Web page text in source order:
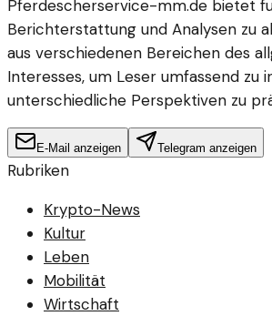
Pferdescherservice-mm.de bietet
Berichterstattung und Analysen zu
aus verschiedenen Bereichen des
Interesses, um Leser umfassend zu
unterschiedliche Perspektiven zu
E-Mail anzeigen Telegram anzeigen
Rubriken
Krypto-News
Kultur
Leben
Mobilität
Wirtschaft